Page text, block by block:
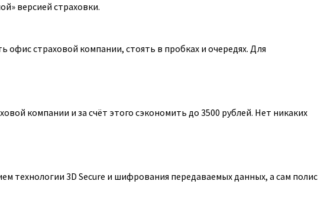
версией страховки.
страховой компании, стоять в пробках и очередях. Для
компании и за счёт этого сэкономить до 3500 рублей. Нет никаких
технологии 3D Secure и шифрования передаваемых данных, а сам полис